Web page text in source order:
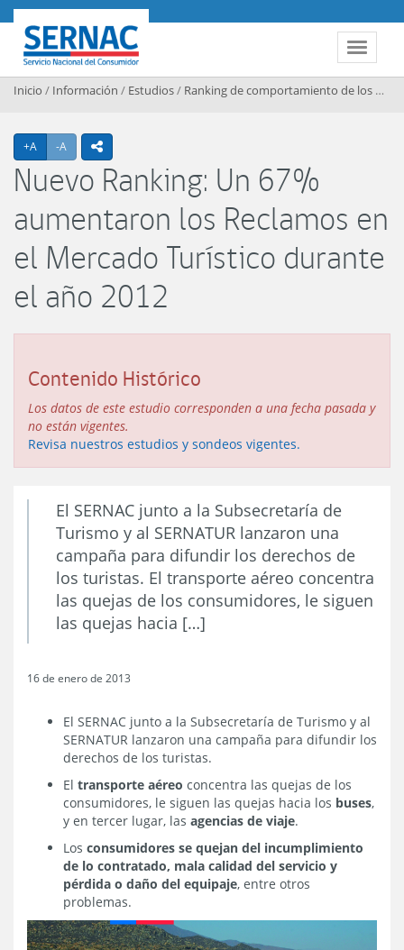
Contenido principal
Toggle
SERNAC
Inicio / Información / Estudios/ Ranking de comportamiento de los mercados
+A Agrandar texto
-A Achicar textoicono compartir
Nuevo Ranking: Un 67%
aumentaron los Reclamos en
el Mercado Turístico durante
el año 2012
Contenido Histórico
Los datos de este estudio corresponden a una fecha pasada y
no están vigentes.
Revisa nuestros estudios y sondeos vigentes.
El SERNAC junto a la Subsecretaría de
Turismo y al SERNATUR lanzaron una
campaña para difundir los derechos de
los turistas. El transporte aéreo concentra
las quejas de los consumidores, le siguen
las quejas hacia […]
16 de enero de 2013
El SERNAC junto a la Subsecretaría de Turismo y al
SERNATUR lanzaron una campaña para difundir los
derechos de los turistas.
El transporte aéreo concentra las quejas de los
consumidores, le siguen las quejas hacia los buses,
y en tercer lugar, las agencias de viaje.
Los consumidores se quejan del incumplimiento
de lo contratado, mala calidad del servicio y
pérdida o daño del equipaje, entre otros
problemas.